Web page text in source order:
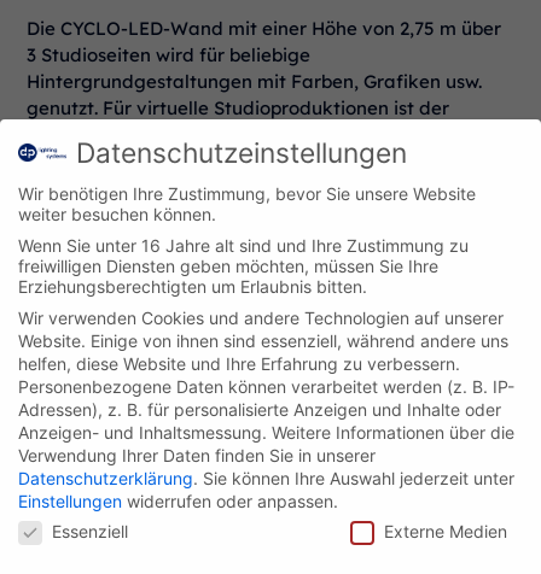
Die CYCLO-LED-Wand mit einer Höhe von 2,75 m über
3 Studioseiten wird für beliebige
Hintergrundgestaltungen mit Farben, Grafiken usw.
genutzt. Für virtuelle Studioproduktionen ist der
LED-Wand wird auf diese Stanzfarbe angepasst.
Im mittleren Bereich der Horizontfläche können die
Projektionsfolie zwischen ca. 18 und 25 cm motorisch
verändert werden. Hierdurch ergeben sich
unterschiedliche Auflösungen auf der Projektionsfolie.
Die Fertigstellung des Studios erfolgte im Mai 2012.
Datenschutzeinstellungen
Wir benötigen Ihre Zustimmung, bevor Sie unsere Website
weiter besuchen können.
Wenn Sie unter 16 Jahre alt sind und Ihre Zustimmung zu
freiwilligen Diensten geben möchten, müssen Sie Ihre
Erziehungsberechtigten um Erlaubnis bitten.
Wir verwenden Cookies und andere Technologien auf unserer
Website. Einige von ihnen sind essenziell, während andere uns
helfen, diese Website und Ihre Erfahrung zu verbessern.
Personenbezogene Daten können verarbeitet werden (z. B. IP-
Adressen), z. B. für personalisierte Anzeigen und Inhalte oder
Anzeigen- und Inhaltsmessung. Weitere Informationen über die
Verwendung Ihrer Daten finden Sie in unserer
Datenschutzerklärung. Sie können Ihre Auswahl jederzeit unter
Einstellungen widerrufen oder anpassen.
Datenschutzeinstellungen
Essenziell Externe Medien